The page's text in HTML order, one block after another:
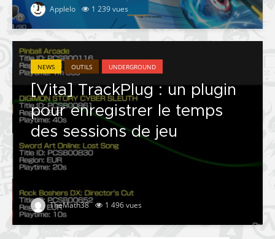
Applelo 1 239 vues
NEWS OUTILS UNDERGROUND
[Vita] TrackPlug : un plugin
pour enregistrer le temps
des sessions de jeu
TheMath38 1 496 vues